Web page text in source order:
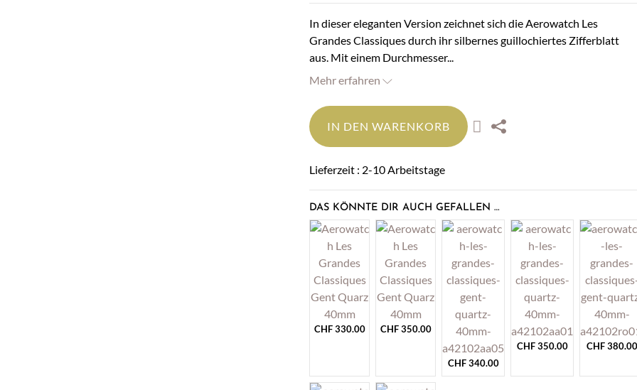
In dieser eleganten Version zeichnet sich die Aerowatch Les
Grandes Classiques durch ihr silbernes guillochiertes Zifferblatt
aus. Mit einem Durchmesser...
Mehr erfahren
IN DEN WARENKORB
Lieferzeit : 2-10 Arbeitstage
DAS KÖNNTE DIR AUCH GEFALLEN …
CHF330.00 CHF350.00
CHF340.00
CHF350.00 CHF380.00